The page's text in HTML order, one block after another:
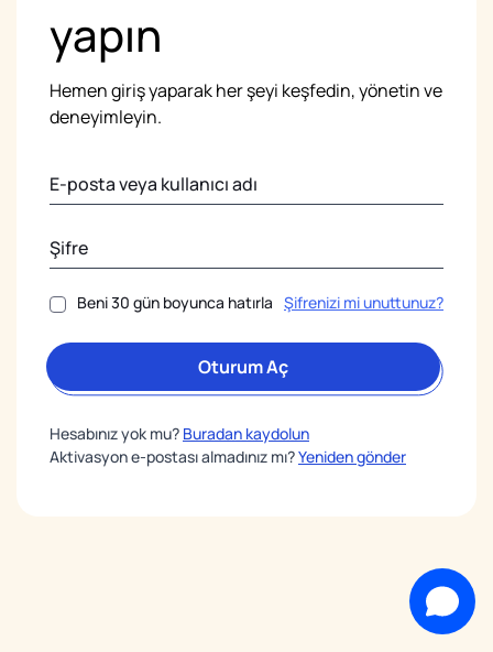
yapın
Hemen giriş yaparak her şeyi keşfedin, yönetin ve
deneyimleyin.
Beni 30 gün boyunca hatırla Şifrenizi mi unuttunuz?
Oturum Aç
Hesabınız yok mu? Buradan kaydolun
Aktivasyon e-postası almadınız mı?Yeniden gönder